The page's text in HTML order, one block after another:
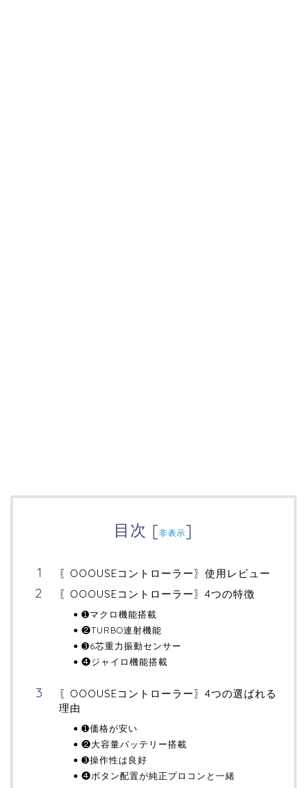
目次 [非表示]
〖OOOUSEコントローラー〗使用レビュー
〖OOOUSEコントローラー〗4つの特徴
➊マクロ機能搭載
❷TURBO連射機能
➌6芯重力振動センサー
❹ジャイロ機能搭載
〖OOOUSEコントローラー〗4つの選ばれる
理由
➊価格が安い
❷大容量バッテリー搭載
➌操作性は良好
❹ボタン配置が純正プロコンと一緒